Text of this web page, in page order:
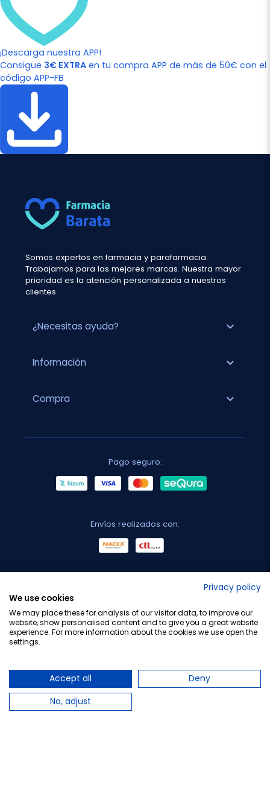
¡Descarga nuestra APP!
Consigue 3€ EXTRA en tu compra APP de más de 50€ con el
código APP-FB
Somos expertos en farmacia y parafarmacia.
Trabajamos para las mejores marcas. Nuestra mayor
prioridad es la atención personalizada a nuestros
clientes.
¿Necesitas ayuda? expand_more
Información expand_more
Compra expand_more
Pago seguro:
Envíos realizados con:
Privacy policy
We use cookies
We may place these for analysis of our visitor data, to improve our
website, show personalised content and to give you a great website
experience. For more information about the cookies we use open the
settings.
Accept all
Deny
No, adjust